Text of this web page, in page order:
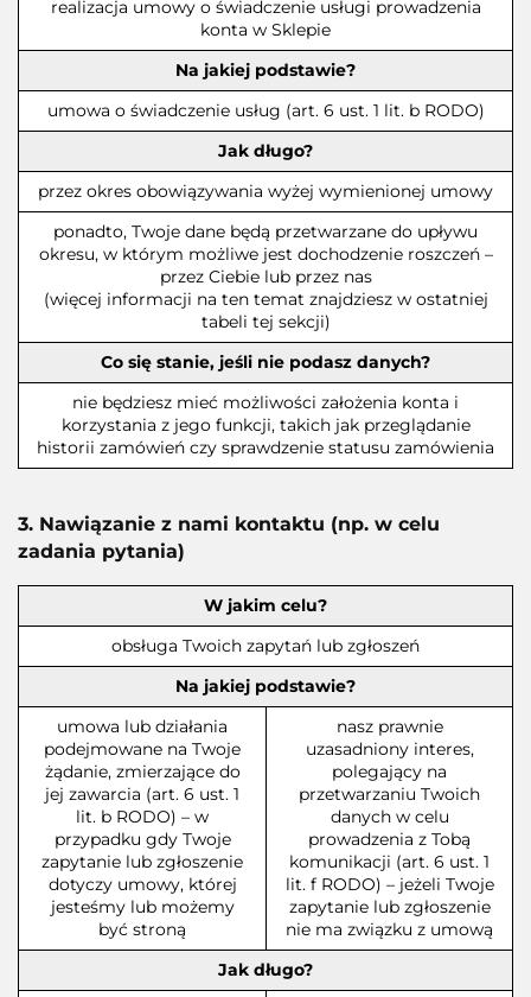
realizacja umowy o świadczenie usługi prowadzenia
konta w Sklepie
Na jakiej podstawie?
umowa o świadczenie usług (art. 6 ust. 1 lit. b RODO)
Jak długo?
przez okres obowiązywania wyżej wymienionej umowy
ponadto, Twoje dane będą przetwarzane do upływu
okresu, w którym możliwe jest dochodzenie roszczeń –
przez Ciebie lub przez nas
(więcej informacji na ten temat znajdziesz w ostatniej
tabeli tej sekcji)
Co się stanie, jeśli nie podasz danych?
nie będziesz mieć możliwości założenia konta i
korzystania z jego funkcji, takich jak przeglądanie
historii zamówień czy sprawdzenie statusu zamówienia
3. Nawiązanie z nami kontaktu (np. w celu
zadania pytania)
W jakim celu?
obsługa Twoich zapytań lub zgłoszeń
Na jakiej podstawie?
umowa lub działania
podejmowane na Twoje
żądanie, zmierzające do
jej zawarcia (art. 6 ust. 1
lit. b RODO) – w
przypadku gdy Twoje
zapytanie lub zgłoszenie
dotyczy umowy, której
jesteśmy lub możemy
być stroną
nasz prawnie
uzasadniony interes,
polegający na
przetwarzaniu Twoich
danych w celu
prowadzenia z Tobą
komunikacji (art. 6 ust. 1
lit. f RODO) – jeżeli Twoje
zapytanie lub zgłoszenie
nie ma związku z umową
Jak długo?